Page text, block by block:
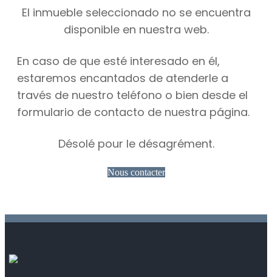
El inmueble seleccionado no se encuentra
disponible en nuestra web.
En caso de que esté interesado en él,
estaremos encantados de atenderle a
través de nuestro teléfono o bien desde el
formulario de contacto de nuestra página.
Désolé pour le désagrément.
Nous contacter